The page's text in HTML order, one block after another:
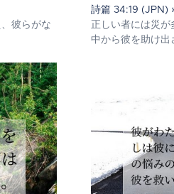
彼らがな
詩篇 34:19 (JPN)
正しい者には災
中から彼を助け出